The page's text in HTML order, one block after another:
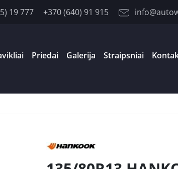
19 777 +370 (640) 91 915
Priedai Galerija Straipsniai